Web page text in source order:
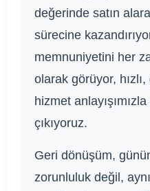
değerinde satın
sürecine
memnuniyetini her
olarak görüyor,
hizmet
çıkıyoruz.
Geri dönüşüm,
zorunluluk değil,